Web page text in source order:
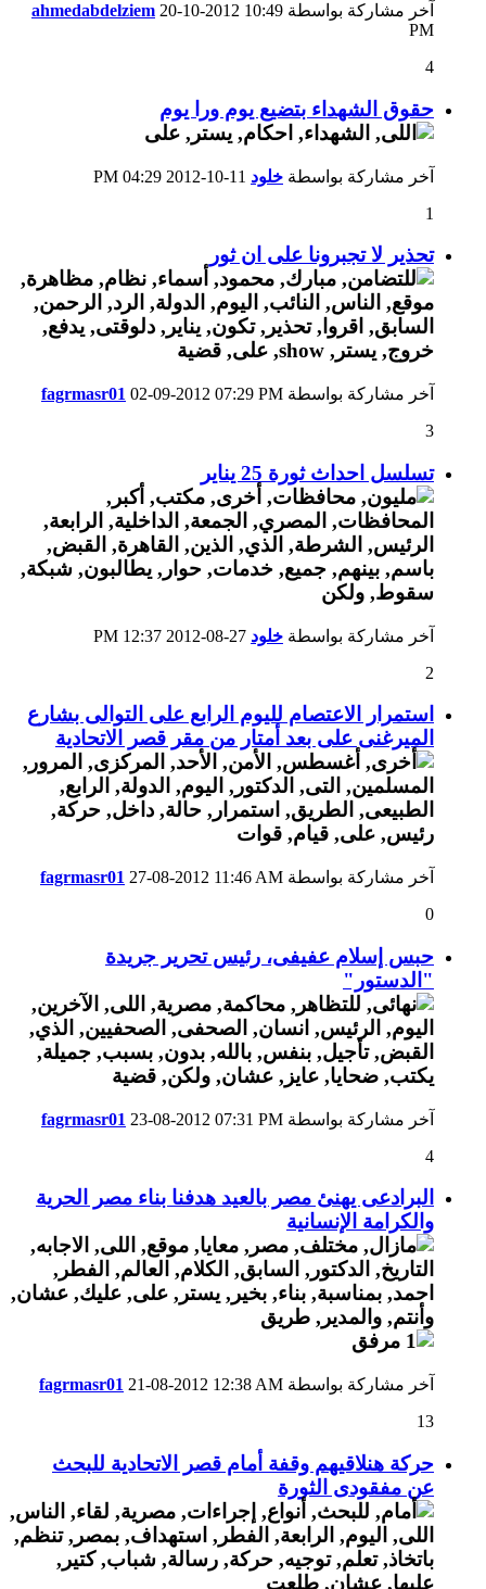
آخر مشاركة بواسطة ahmedabdelziem 20-10-2012 10:49
PM
4
حقوق الشهداء بتضيع يوم ورا يوم
آخر مشاركة بواسطة خلود
04:29 PM
1
تحذير لا تجبرونا على ان ثور
آخر مشاركة بواسطة fagrmasr01 02-09-2012 07:29 PM
3
تسلسل احداث ثورة 25 يناير
آخر مشاركة بواسطة خلود
12:37 PM
2
استمرار الاعتصام لليوم الرابع على التوالى بشارع
الميرغنى على بعد أمتار من مقر قصر الاتحادية
آخر مشاركة بواسطة fagrmasr01 27-08-2012 11:46 AM
0
حبس إسلام عفيفى، رئيس تحرير جريدة
"الدستور"
آخر مشاركة بواسطة fagrmasr01 23-08-2012 07:31 PM
4
البرادعى يهنئ مصر بالعيد هدفنا بناء مصر الحرية
والكرامة الإنسانية
آخر مشاركة بواسطة fagrmasr01 21-08-2012 12:38 AM
13
حركة هنلاقيهم وقفة أمام قصر الاتحادية للبحث
عن مفقودى الثورة